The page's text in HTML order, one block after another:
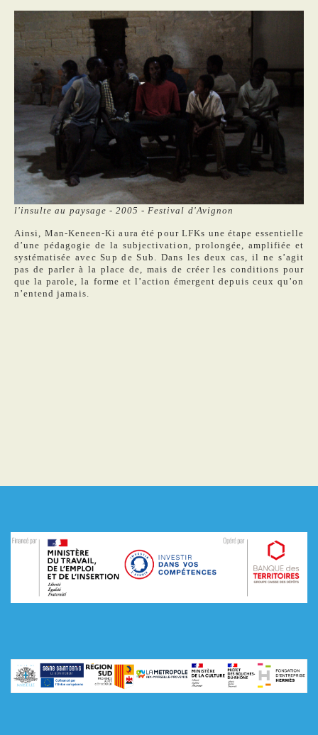
l'insulte au paysage - 2005 - Festival d'Avignon
Ainsi, Man-Keneen-Ki aura été pour LFKs une étape essentielle
d’une pédagogie de la subjectivation, prolongée, amplifiée et
systématisée avec Sup de Sub. Dans les deux cas, il ne s’agit
pas de parler à la place de, mais de créer les conditions pour
que la parole, la forme et l’action émergent depuis ceux qu’on
n’entend jamais.